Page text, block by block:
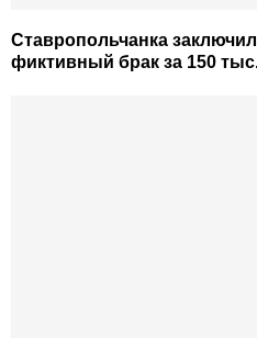
Ставропольчанка
фиктивный брак за 150